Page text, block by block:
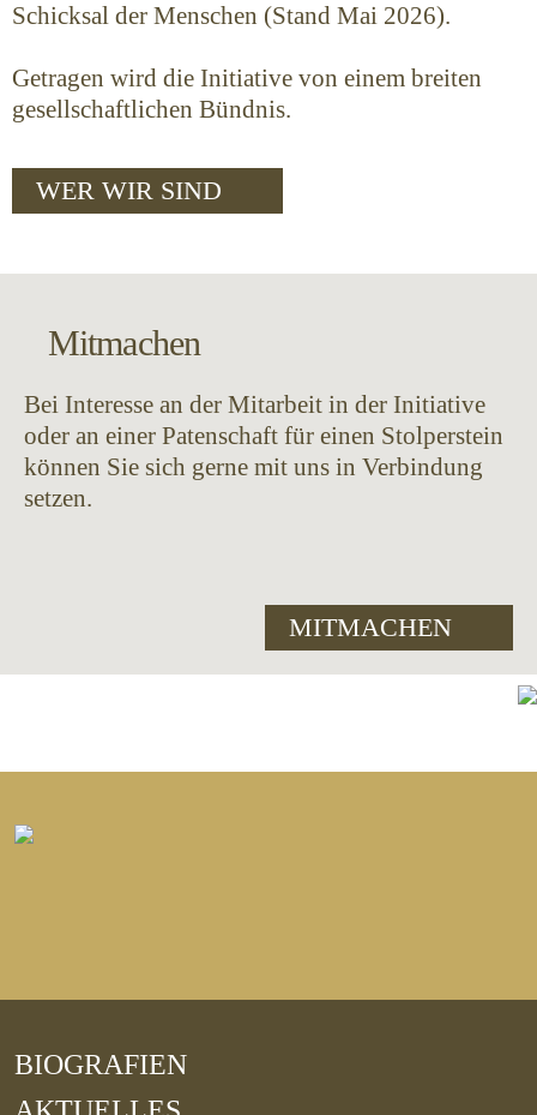
Schicksal der Menschen (Stand Mai 2026).
Getragen wird die Initiative von einem breiten
gesell­schaftlichen Bündnis.
WER WIR SIND
Mitmachen
Bei Interesse an der Mitarbeit in der Initiative
oder an einer Patenschaft für einen Stolperstein
können Sie sich gerne mit uns in Verbindung
setzen.
MITMACHEN
BIOGRAFIEN